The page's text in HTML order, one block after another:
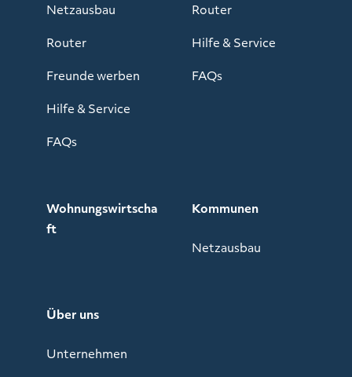
Netzausbau
Router
Freunde werben
Hilfe & Service
FAQs
Router
Hilfe & Service
FAQs
Wohnungswirtscha
ft
Kommunen
Netzausbau
Über uns
Unternehmen